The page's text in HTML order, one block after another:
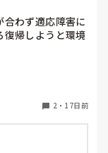
わず適応障害に
復帰しようと環境
職活動の際、適
2 ・ 17日前